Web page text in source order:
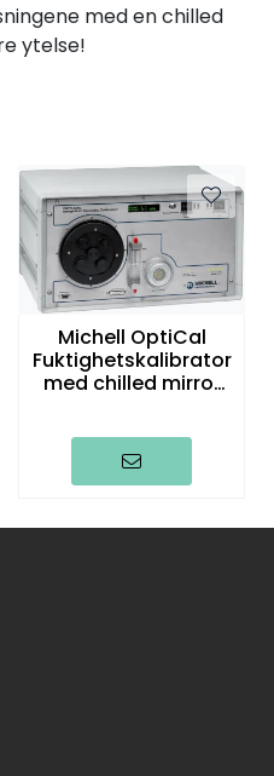
med en chilled
ytelse!
Michell OptiCal
Fuktighetskalibrator
med chilled mirror